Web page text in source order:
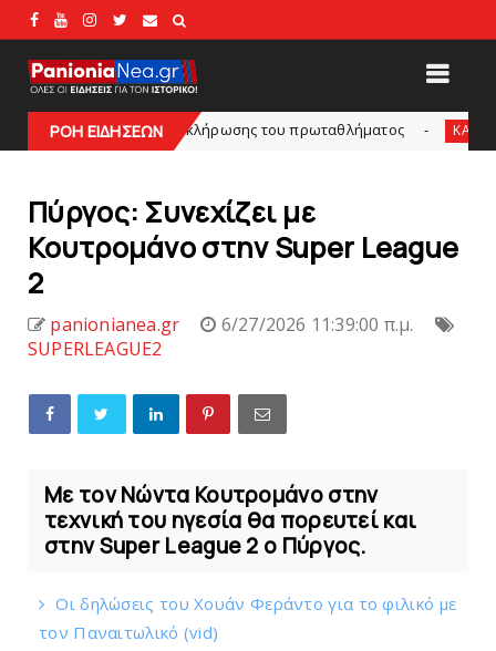
ΡΟΗ ΕΙΔΗΣΕΩΝ
της κλήρωσης του πρωταθλήματος KARA TALKS Δείτε
Πύργος: Συνεχίζει με
Κουτρομάνο στην Super League
2
panionianea.gr
6/27/2026 11:39:00 π.μ.
SUPERLEAGUE2
Mε τον Νώντα Κουτρομάνο στην
τεχνική του ηγεσία θα πορευτεί και
στην Super League 2 ο Πύργος.
Οι δηλώσεις του Χουάν Φεράντο για το φιλικό με
τoν Παναιτωλικό (vid)